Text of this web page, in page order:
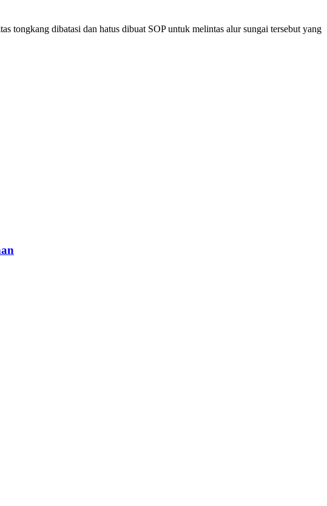
tongkang dibatasi dan hatus dibuat SOP untuk melintas alur sungai tersebut yang